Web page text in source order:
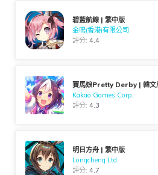
碧藍航線 | 繁中版
金鳴(香港)有限公司
評分:4.4
賽馬娘Pretty Derby | 韓文
Kakao Games Corp.
評分:4.3
明日方舟 | 繁中版
Longcheng Ltd.
評分:4.7